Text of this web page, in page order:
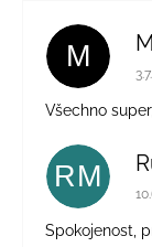
M
Všechno
RM
Spokojenost,